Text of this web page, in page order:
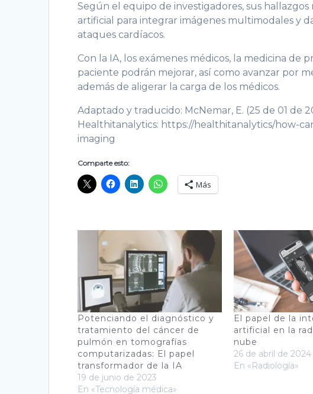
Según el equipo de investigadores, sus
artificial para integrar imágenes multimodales y
ataques cardíacos.
Con la IA, los exámenes médicos, la medicina de
paciente podrán mejorar, así como avanzar por
además de aligerar la carga de los médicos.
Adaptado y traducido: McNemar, E. (25 de 01 de
Healthitanalytics: https://healthitanalytics/how-
imaging
Comparte esto:
Más
Potenciando el diagnóstico y
tratamiento del cáncer de
pulmón en tomografías
computarizadas: El papel
transformador de la IA
19 de junio de 2023
En «Tecnología médica»
El papel de la
artificial en la
nube
26 de abril de 2024
En «Radiología»